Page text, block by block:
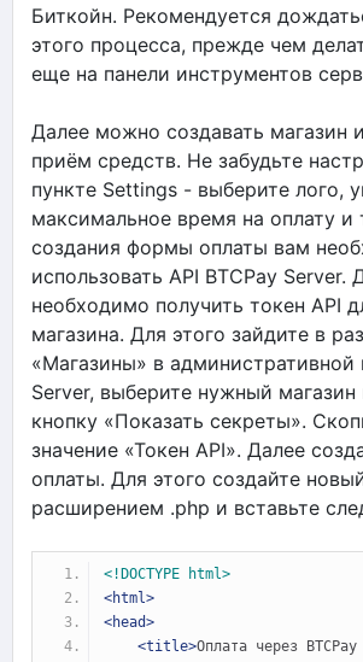
Биткойн. Рекомендуется
этого процесса, прежде чем
еще на панели инструментов
Далее можно создавать магазин
приём средств. Не забудьте
пункте Settings - выберите лого,
максимальное время на оплату и
создания формы оплаты вам
использовать API BTCPay Server.
необходимо получить токен API
магазина. Для этого зайдите в
«Магазины» в административной
Server, выберите нужный
кнопку «Показать секреты».
значение «Токен API». Далее
оплаты. Для этого создайте
расширением .php и вставьте
<!DOCTYPE html>
<html>
<head>
<title>Оплата через